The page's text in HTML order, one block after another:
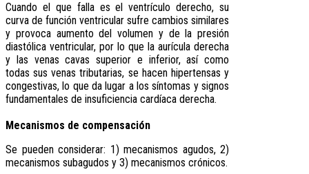
Cuando el que falla es el ventrículo derecho, su
curva de función ventricular sufre cambios similares
y provoca aumento del volumen y de la presión
diastólica ventricular, por lo que la aurícula derecha
y las venas cavas superior e inferior, así como
todas sus venas tributarias, se hacen hipertensas y
congestivas, lo que da lugar a los síntomas y signos
fundamentales de insuficiencia cardíaca derecha.
Mecanismos de compensación
Se pueden considerar: 1) mecanismos agudos, 2)
mecanismos subagudos y 3) mecanismos crónicos.